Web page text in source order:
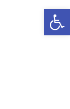
פתח סרגל נגישות